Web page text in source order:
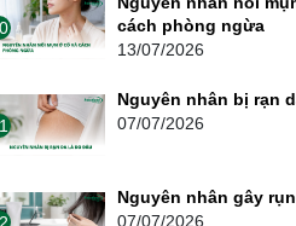
cách phòng ngừa
13/07/2026
Nguyên nhân bị rạn
07/07/2026
Nguyên nhân gây
07/07/2026